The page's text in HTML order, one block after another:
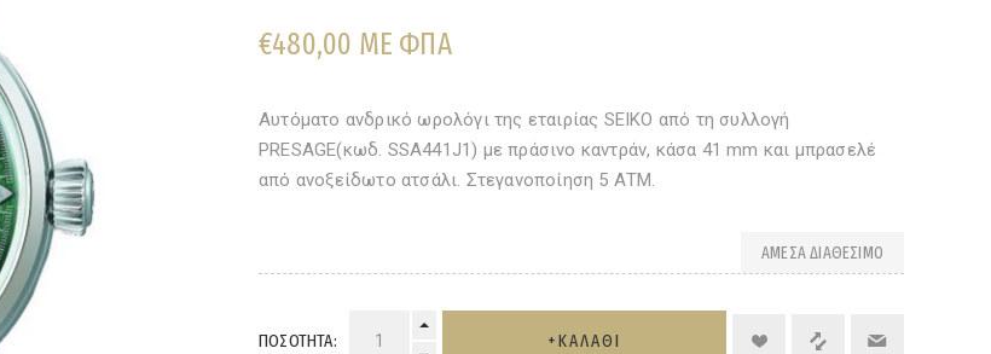
€480,00 ΜΕ ΦΠΑ
Αυτόματο ανδρικό ωρολόγι της εταιρίας SEIKO από τη συλλογή
PRESAGE(κωδ. SSA441J1) με πράσινο καντράν, κάσα 41 mm και μπρασελέ
από ανοξείδωτο ατσάλι. Στεγανοποίηση 5 ΑΤΜ.
ΆΜΕΣΑ ΔΙΑΘΈΣΙΜΟ
ΠΟΣΌΤΗΤΑ: